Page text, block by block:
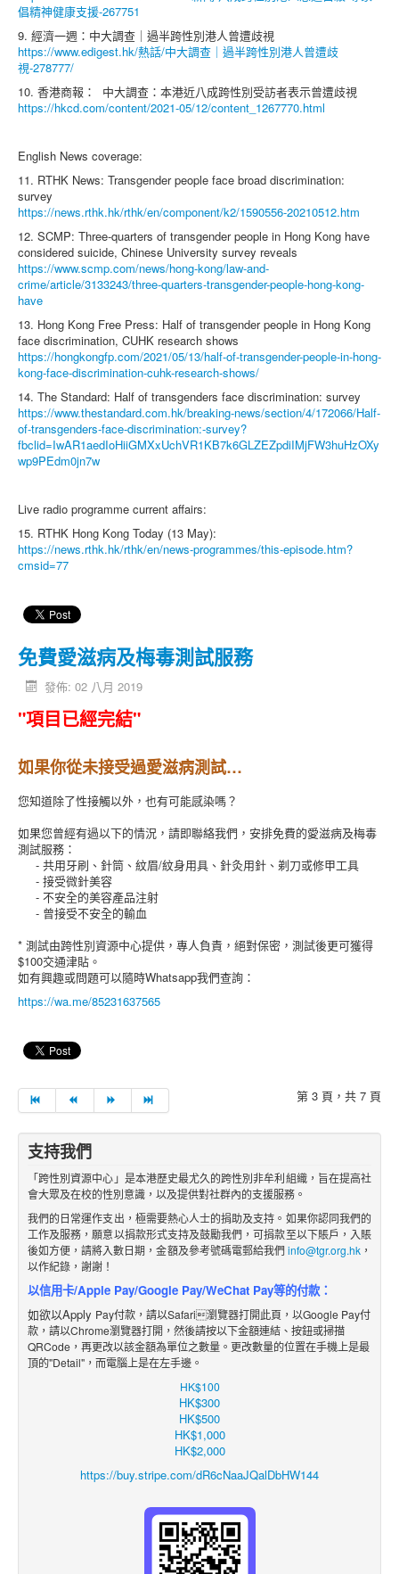
倡精神健康支援-267751
9. 經濟一週：中大調查｜過半跨性別港人曾遭歧視
https://www.edigest.hk/熱話/中大調查｜過半跨性別港人曾遭歧
視-278777/
10. 香港商報： 中大調查：本港近八成跨性別受訪者表示曾遭歧視
https://hkcd.com/content/2021-05/12/content_1267770.html
English News coverage:
11. RTHK News: Transgender people face broad discrimination:
survey
https://news.rthk.hk/rthk/en/component/k2/1590556-20210512.htm
12. SCMP: Three-quarters of transgender people in Hong Kong have
considered suicide, Chinese University survey reveals
https://www.scmp.com/news/hong-kong/law-and-
crime/article/3133243/three-quarters-transgender-people-hong-kong-
have
13. Hong Kong Free Press: Half of transgender people in Hong Kong
face discrimination, CUHK research shows
https://hongkongfp.com/2021/05/13/half-of-transgender-people-in-hong-
kong-face-discrimination-cuhk-research-shows/
14. The Standard: Half of transgenders face discrimination: survey
https://www.thestandard.com.hk/breaking-news/section/4/172066/Half-
of-transgenders-face-discrimination:-survey?
fbclid=IwAR1aedIoHiiGMXxUchVR1KB7k6GLZEZpdiIMjFW3huHzOXy
wp9PEdm0jn7w
Live radio programme current affairs:
15. RTHK Hong Kong Today (13 May):
https://news.rthk.hk/rthk/en/news-programmes/this-episode.htm?
cmsid=77
免費愛滋病及梅毒測試服務
發佈: 02 八月 2019
"項目已經完結"
如果你從未接受過愛滋病測試…
您知道除了性接觸以外，也有可能感染嗎？
如果您曾經有過以下的情況，請即聯絡我們，安排免費的愛滋病及梅毒
測試服務：
- 共用牙刷、針筒、紋眉/紋身用具、針灸用針、剃刀或修甲工具
- 接受微針美容
- 不安全的美容產品注射
- 曾接受不安全的輸血
* 測試由跨性別資源中心提供，專人負責，絕對保密，測試後更可獲得
$100交通津貼。
如有興趣或問題可以隨時Whatsapp我們查詢：
https://wa.me/85231637565
第 3 頁，共 7 頁
支持我們
「跨性別資源中心」是本港歷史最尤久的跨性別非牟利組織，旨在提高社
會大眾及在校的性別意識，以及提供對社群內的支援服務。
我們的日常運作支出，極需要熱心人士的捐助及支持。如果你認同我們的
工作及服務，願意以捐款形式支持及鼓勵我們，可捐款至以下賬戶，入賬
後如方便，請將入數日期，金額及參考號碼電郵給我們info@tgr.org.hk，
以作紀錄，謝謝！
以信用卡/Apple Pay/Google Pay/WeChat Pay等的付款：
如欲以Apply Pay付款，請以Safari瀏覽器打開此頁，以Google Pay付
款，請以Chrome瀏覽器打開，然後請按以下金額連結 、 按鈕或掃描
QRCode，再更改以該金額為單位之數量。更改數量的位置在手機上是最
頂的"Detail"，而電腦上是在左手邊。
HK$100
HK$300
HK$500
HK$1,000
HK$2,000
https://buy.stripe.com/dR6cNaaJQalDbHW144